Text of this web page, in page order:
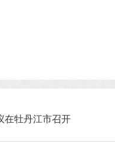
在牡丹江市召开